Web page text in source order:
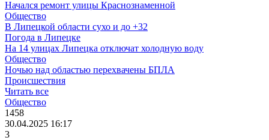
Начался ремонт улицы Краснознаменной
Общество
В Липецкой области сухо и до +32
Погода в Липецке
На 14 улицах Липецка отключат холодную воду
Общество
Ночью над областью перехвачены БПЛА
Происшествия
Читать все
Общество
1458
30.04.2025 16:17
3